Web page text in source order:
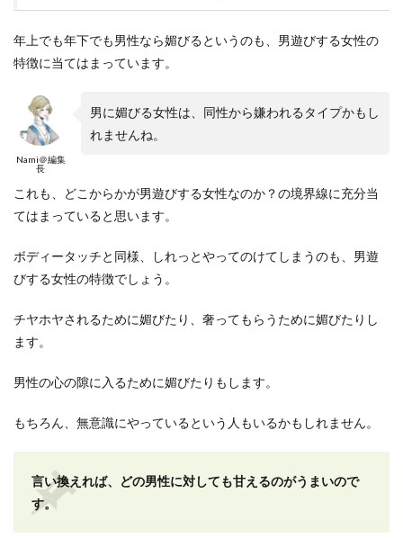
年上でも年下でも男性なら媚びるというのも、男遊びする女性の
特徴に当てはまっています。
Nami＠編集
長
男に媚びる女性は、同性から嫌われるタイプかもし
れませんね。
これも、どこからかが男遊びする女性なのか？の境界線に充分当
てはまっていると思います。
ボディータッチと同様、しれっとやってのけてしまうのも、男遊
びする女性の特徴でしょう。
チヤホヤされるために媚びたり、奢ってもらうために媚びたりし
ます。
男性の心の隙に入るために媚びたりもします。
もちろん、無意識にやっているという人もいるかもしれません。
言い換えれば、どの男性に対しても甘えるのがうまいので
す。